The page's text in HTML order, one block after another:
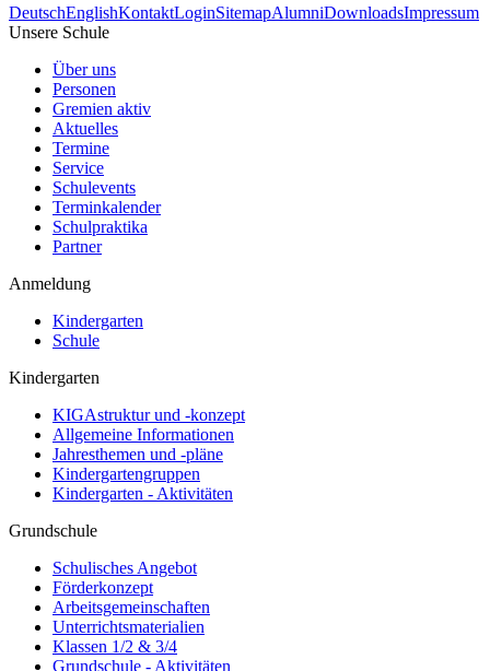
DeutschEnglishKontaktLoginSitemapAlumniDownloadsImpressum
Unsere Schule
Über uns
Personen
Gremien aktiv
Aktuelles
Termine
Service
Schulevents
Terminkalender
Schulpraktika
Partner
Anmeldung
Kindergarten
Schule
Kindergarten
KIGAstruktur und -konzept
Allgemeine Informationen
Jahresthemen und -pläne
Kindergartengruppen
Kindergarten - Aktivitäten
Grundschule
Schulisches Angebot
Förderkonzept
Arbeitsgemeinschaften
Unterrichtsmaterialien
Klassen 1/2 & 3/4
Grundschule - Aktivitäten